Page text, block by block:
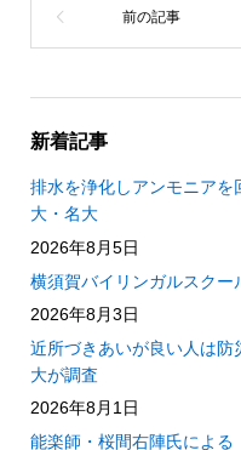
新着記事
排水を浄化しアンモニア
大・名大
2026年8月5日
横須賀バイリンガルスクー
2026年8月3日
近所づきあいが良い人は
大が調査
2026年8月1日
能楽師・桜間右陣氏によ